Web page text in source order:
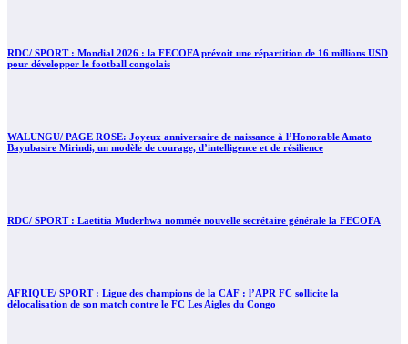
RDC/ SPORT : Mondial 2026 : la FECOFA prévoit une répartition de 16 millions USD
pour développer le football congolais
WALUNGU/ PAGE ROSE: Joyeux anniversaire de naissance à l’Honorable Amato
Bayubasire Mirindi, un modèle de courage, d’intelligence et de résilience
RDC/ SPORT : Laetitia Muderhwa nommée nouvelle secrétaire générale la FECOFA
AFRIQUE/ SPORT : Ligue des champions de la CAF : l’APR FC sollicite la
délocalisation de son match contre le FC Les Aigles du Congo